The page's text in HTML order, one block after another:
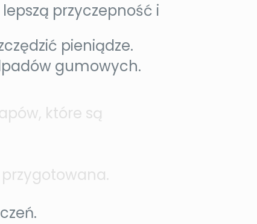
przyczepność i
pieniądze.
gumowych.
które są